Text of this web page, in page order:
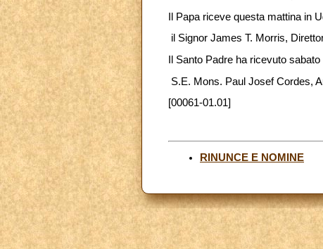
Il Papa riceve questa mattina in
il Signor James T. Morris,
Il Santo Padre ha ricevuto
S.E. Mons. Paul Josef Cordes,
[00061-01.01]
RINUNCE E NOMINE